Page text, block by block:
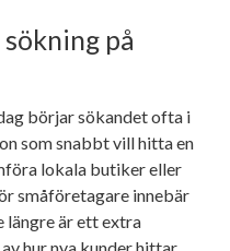
på
börjar sökandet ofta i
som snabbt vill hitta en
lokala butiker eller
småföretagare innebär
längre är ett extra